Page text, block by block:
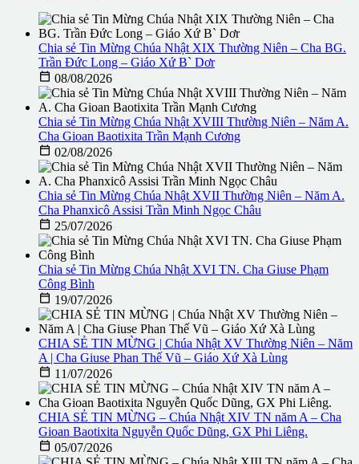
Chia sẻ Tin Mừng Chúa Nhật XIX Thường Niên – Cha BG.
Trần Đức Long – Giáo Xứ B` Dơr
 08/08/2026
Chia sẻ Tin Mừng Chúa Nhật XVIII Thường Niên – Năm A.
Cha Gioan Baotixita Trần Mạnh Cương
 02/08/2026
Chia sẻ Tin Mừng Chúa Nhật XVII Thường Niên – Năm A.
Cha Phanxicô Assisi Trần Minh Ngọc Châu
 25/07/2026
Chia sẻ Tin Mừng Chúa Nhật XVI TN. Cha Giuse Phạm
Công Bình
 19/07/2026
CHIA SẺ TIN MỪNG | Chúa Nhật XV Thường Niên – Năm
A | Cha Giuse Phan Thế Vũ – Giáo Xứ Xà Lùng
 11/07/2026
CHIA SẺ TIN MỪNG – Chúa Nhật XIV TN năm A – Cha
Gioan Baotixita Nguyễn Quốc Dũng, GX Phi Liêng.
 05/07/2026